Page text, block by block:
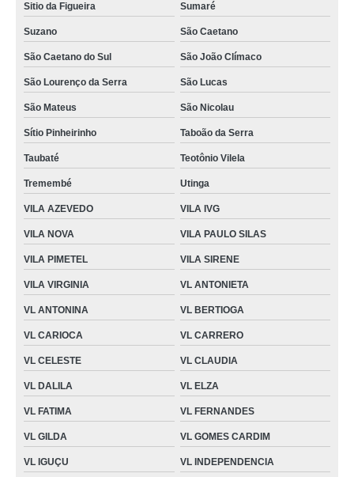
fornecedor de empacotadora para leite Resplendor
qual o valor de embaladora de leite Sobral
Sitio da Figueira Sumaré
Suzano São Caetano
São Caetano do Sul São João Clímaco
São Lourenço da Serra São Lucas
São Mateus São Nicolau
Sítio Pinheirinho Taboão da Serra
Taubaté Teotônio Vilela
Tremembé Utinga
VILA AZEVEDO VILA IVG
VILA NOVA VILA PAULO SILAS
VILA PIMETEL VILA SIRENE
VILA VIRGINIA VL ANTONIETA
VL ANTONINA VL BERTIOGA
VL CARIOCA VL CARRERO
VL CELESTE VL CLAUDIA
VL DALILA VL ELZA
VL FATIMA VL FERNANDES
VL GILDA VL GOMES CARDIM
VL IGUÇU VL INDEPENDENCIA